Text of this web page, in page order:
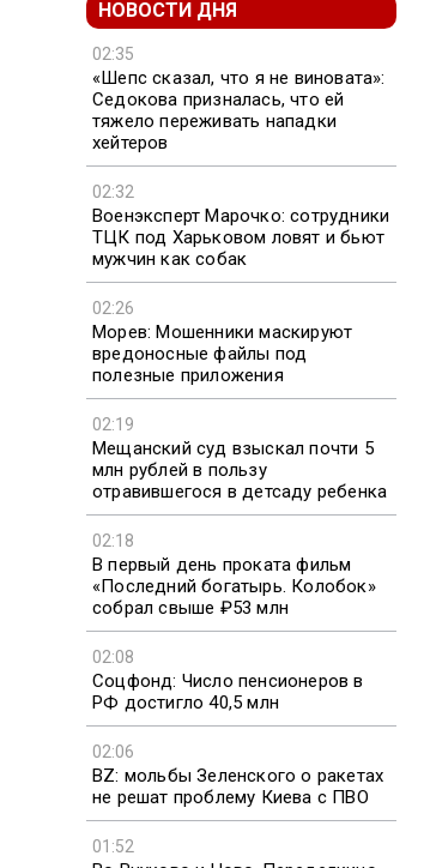
НОВОСТИ ДНЯ
02:35
«Шепс сказал, что я не виновата»:
Седокова призналась, что ей
тяжело переживать нападки
хейтеров
02:32
Военэксперт Марочко: сотрудники
ТЦК под Харьковом ловят и бьют
мужчин как собак
02:26
Морев: Мошенники маскируют
вредоносные файлы под
полезные приложения
02:19
Мещанский суд взыскал почти 5
млн рублей в пользу
отравившегося в детсаду ребенка
02:18
В первый день проката фильм
«Последний богатырь. Колобок»
собрал свыше ₽53 млн
02:08
Соцфонд: Число пенсионеров в
РФ достигло 40,5 млн
02:06
BZ: мольбы Зеленского о ракетах
не решат проблему Киева с ПВО
01:52